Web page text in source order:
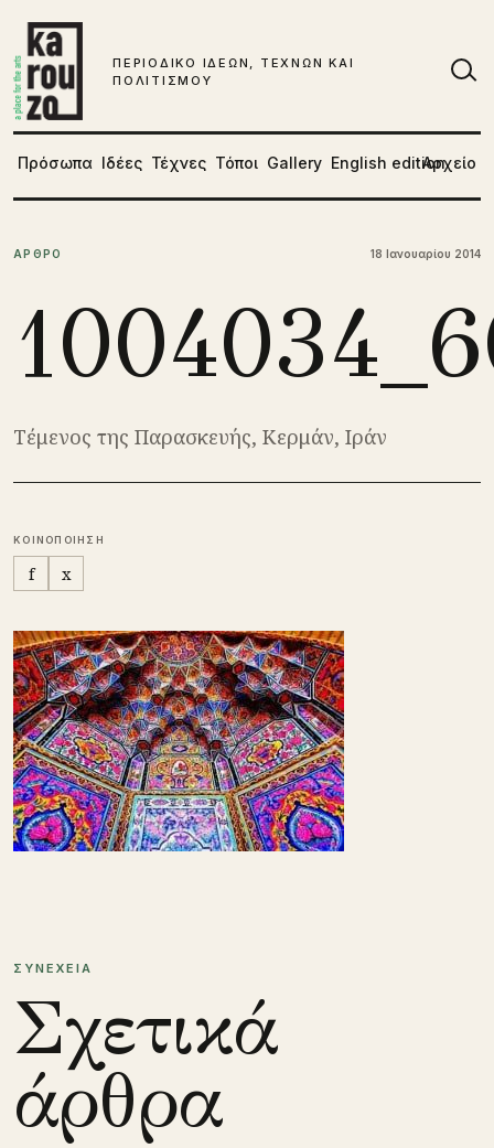
ΠΕΡΙΟΔΙΚΟ ΙΔΕΩΝ, ΤΕΧΝΩΝ ΚΑΙ
ΠΟΛΙΤΙΣΜΟΥ
Πρόσωπα Ιδέες Τέχνες Τόποι Gallery English editionΑρχείο
ΑΡΘΡΟ 18 Ιανουαρίου 2014
Τέμενος της Παρασκευής, Κερμάν, Ιράν
ΚΟΙΝΟΠΟΙΗΣΗ
f x
ΣΥΝΕΧΕΙΑ
Σχετικά
άρθρα